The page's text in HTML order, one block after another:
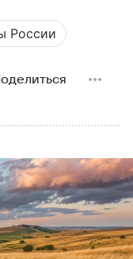
России